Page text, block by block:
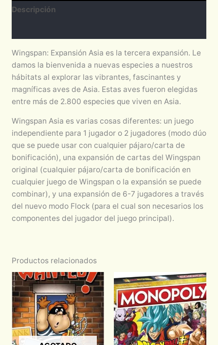
Descripción
Wingspan: Expansión Asia es la tercera expansión. Le
damos la bienvenida a nuevas especies a nuestros
hábitats al explorar las vibrantes, fascinantes y
magníficas aves de Asia. Estas aves fueron elegidas
entre más de 2.800 especies que viven en Asia.
Wingspan Asia es varias cosas diferentes: un juego
independiente para 1 jugador o 2 jugadores (modo dúo
que se puede usar con cualquier pájaro/carta de
bonificación), una expansión de cartas del Wingspan
original (cualquier pájaro/carta de bonificación en
cualquier juego de Wingspan o la expansión se puede
combinar), y una expansión de 6-7 jugadores a través
del nuevo modo Flock (para el cual son necesarios los
componentes del jugador del juego principal).
Productos relacionados